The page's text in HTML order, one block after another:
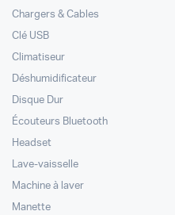
Chargers & Cables
Clé USB
Climatiseur
Déshumidificateur
Disque Dur
Écouteurs Bluetooth
Headset
Lave-vaisselle
Machine à laver
Manette